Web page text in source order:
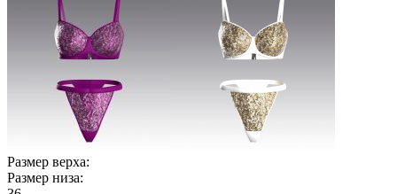
Размер верха:
Размер низа: